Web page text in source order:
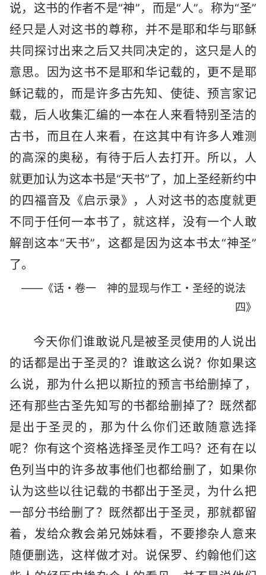
说，这书的作者不是“神”，而是“人”。称为“圣”
经只是人对这书的尊称，并不是耶和华与耶稣
共同探讨出来之后又共同决定的，这只是人的
意思。因为这书不是耶和华记载的，更不是耶
稣记载的，而是许多古先知、使徒、预言家记
载，后人收集汇编的一本在人来看特别圣洁的
古书，而且在人来看，在这其中有许多人难测
的高深的奥秘，有待于后人去打开。所以，人
就更加认为这本书是“天书”了，加上圣经新约中
的四福音及《启示录》，人对这书的态度就更
不同于任何一本书了，就这样，没有一个人敢
解剖这本“天书”，这都是因为这本书太“神圣”
了。
——《话・卷一 神的显现与作工・圣经的说法
四》
今天你们谁敢说凡是被圣灵使用的人说出
的话都是出于圣灵的？谁敢这么说？你如果这
么说，那为什么把以斯拉的预言书给删掉了，
还有那些古圣先知写的书都给删掉了？既然都
是出于圣灵的，那为什么你们还敢随意选择
呢？你有这个资格选择圣灵作工吗？还有在以
色列当中的许多故事他们也都给删了，如果你
认为这些以往记载的书都出于圣灵，为什么把
一部分书给删了？既然都出于圣灵，那就都留
着，发给众教会弟兄姊妹看，不要掺杂人意来
随便删选，这样做才对。说保罗、约翰他们这